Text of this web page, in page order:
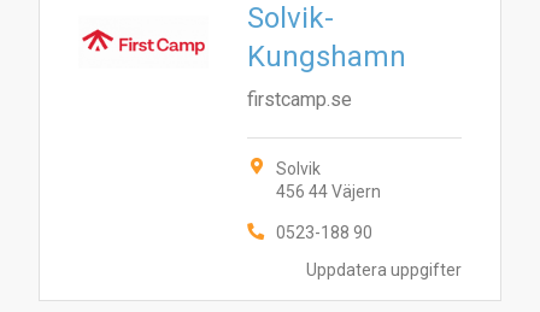
Uppdatera uppgifter
Solvik-
Kungshamn
firstcamp.se
Solvik
456 44 Väjern
0523-188 90